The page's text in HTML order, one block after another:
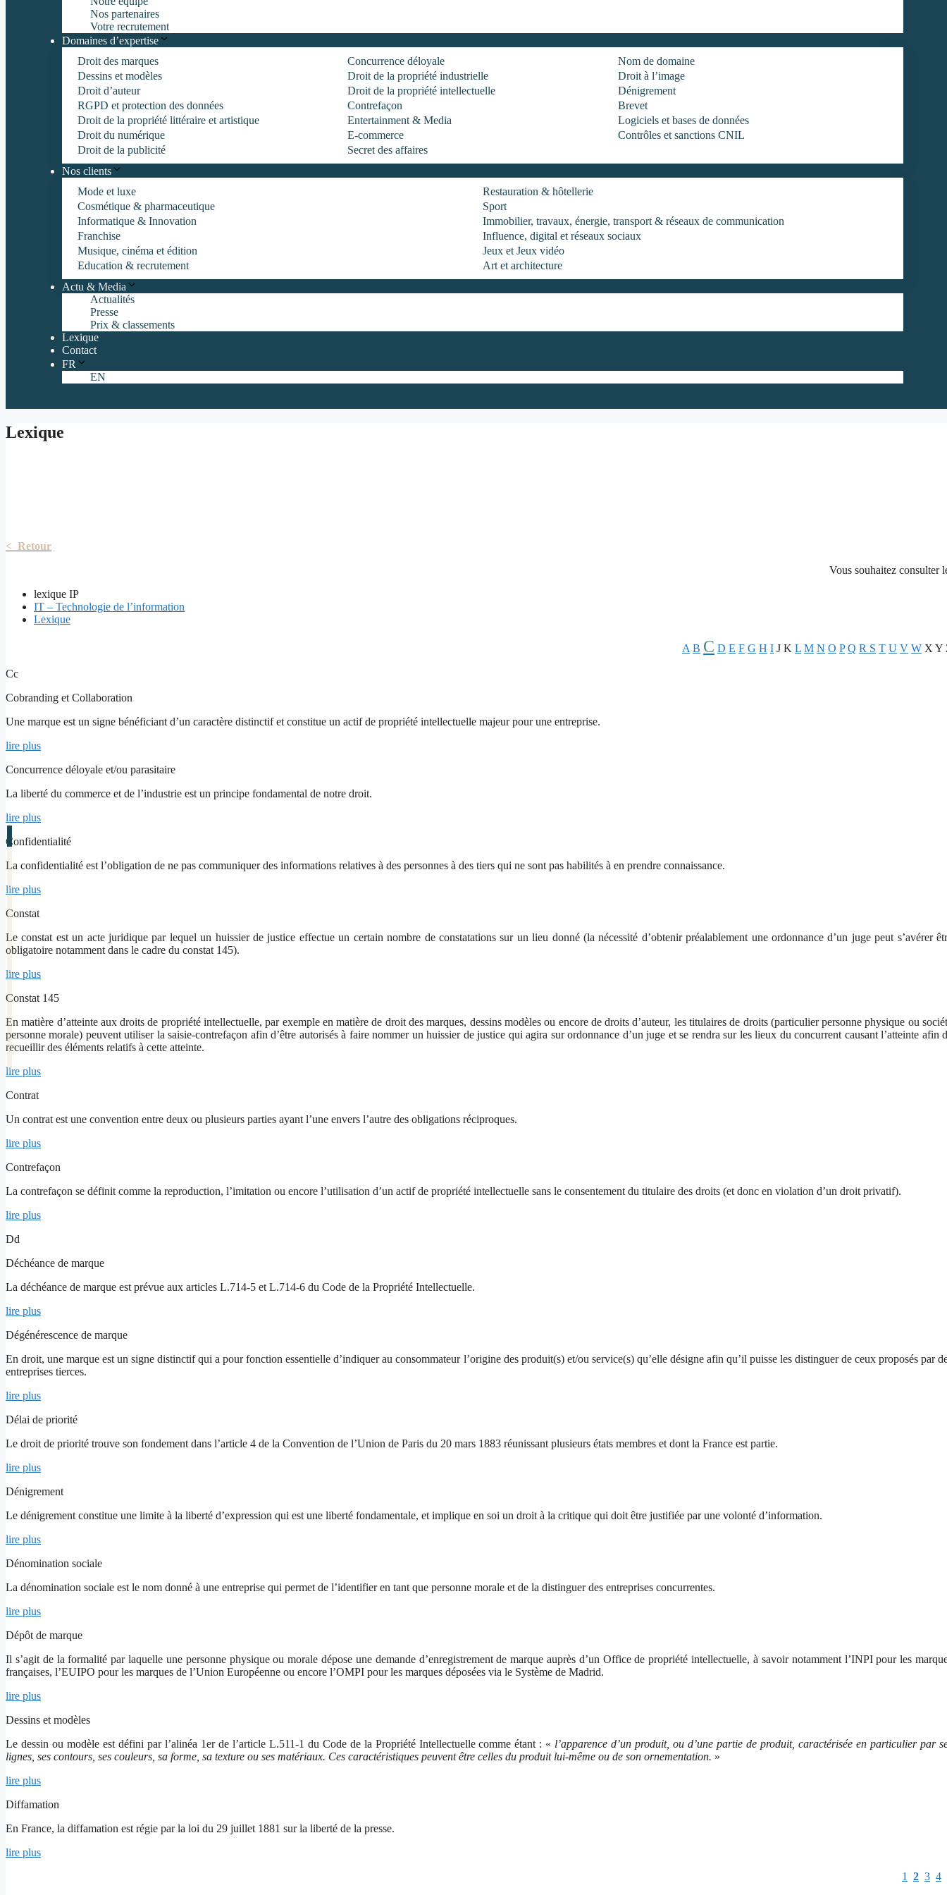
Nos partenaires
Votre recrutement
Domaines d’expertise
Droit des marques
Dessins et modèles
Droit d’auteur
RGPD et protection des données
Droit de la propriété littéraire et artistique
Droit du numérique
Droit de la publicité
Concurrence déloyale
Droit de la propriété industrielle
Droit de la propriété intellectuelle
Contrefaçon
Entertainment & Media
E-commerce
Secret des affaires
Nom de domaine
Droit à l’image
Dénigrement
Brevet
Logiciels et bases de données
Contrôles et sanctions CNIL
Nos clients
Mode et luxe
Cosmétique & pharmaceutique
Informatique & Innovation
Franchise
Musique, cinéma et édition
Education & recrutement
Restauration & hôtellerie
Sport
Immobilier, travaux, énergie, transport & réseaux de communication
Influence, digital et réseaux sociaux
Jeux et Jeux vidéo
Art et architecture
Actu & Media
Actualités
Presse
Prix & classements
Lexique
Contact
FR
EN
Lexique
< Retour
Vous souhaitez consulter
lexique IP
IT – Technologie de l’information
Lexique
A B C D E F G H I J K L M N O P Q R S T U V W XY
Cc
Cobranding et Collaboration
Une marque est un signe bénéficiant d’un caractère distinctif et constitue un actif de propriété intellectuelle majeur pour une entreprise.
lire plus
Concurrence déloyale et/ou parasitaire
La liberté du commerce et de l’industrie est un principe fondamental de notre droit.
lire plus
Confidentialité
La confidentialité est l’obligation de ne pas communiquer des informations relatives à des personnes à des tiers qui ne sont pas habilités à en prendre connaissance.
lire plus
Constat
Le constat est un acte juridique par lequel un huissier de justice effectue un certain nombre de constatations sur un lieu donné (la nécessité d’obtenir préalablement une ordonnance d’un juge peut s’avérer
obligatoire notamment dans le cadre du constat 145).
lire plus
Constat 145
En matière d’atteinte aux droits de propriété intellectuelle, par exemple en matière de droit des marques, dessins modèles ou encore de droits d’auteur, les titulaires de droits (particulier personne physique ou
personne morale) peuvent utiliser la saisie-contrefaçon afin d’être autorisés à faire nommer un huissier de justice qui agira sur ordonnance d’un juge et se rendra sur les lieux du concurrent causantl’atteinte afin
recueillir des éléments relatifs à cette atteinte.
lire plus
Contrat
Un contrat est une convention entre deux ou plusieurs parties ayant l’une envers l’autre des obligations réciproques.
lire plus
Contrefaçon
La contrefaçon se définit comme la reproduction, l’imitation ou encore l’utilisation d’un actif de propriété intellectuelle sans le consentement du titulaire des droits (et donc en violation d’un droit privatif).
lire plus
Dd
Déchéance de marque
La déchéance de marque est prévue aux articles L.714-5 et L.714-6 du Code de la Propriété Intellectuelle.
lire plus
Dégénérescence de marque
En droit, une marque est un signe distinctif qui a pour fonction essentielle d’indiquer au consommateur l’origine des produit(s) et/ou service(s) qu’elle désigne afin qu’il puisse les distinguer de ceux proposés par
entreprises tierces.
lire plus
Délai de priorité
Le droit de priorité trouve son fondement dans l’article 4 de la Convention de l’Union de Paris du 20 mars 1883 réunissant plusieurs états membres etdont la France est partie.
lire plus
Dénigrement
Le dénigrement constitue une limite à la liberté d’expression qui est une liberté fondamentale, et implique en soi un droit à la critique qui doit être justifiée par une volonté d’information.
lire plus
Dénomination sociale
La dénomination sociale est le nom donné à une entreprise qui permet de l’identifier en tant que personne morale et de la distinguerdes entreprises concurrentes.
lire plus
Dépôt de marque
Il s’agit de la formalité par laquelle une personne physique ou morale dépose une demande d’enregistrement de marque auprès d’un Office de propriété intellectuelle, à savoir notamment l’INPI pour les
françaises, l’EUIPO pour les marques de l’Union Européenne ou encore l’OMPI pour les marques déposées via le Système de Madrid.
lire plus
Dessins et modèles
Le dessin ou modèle est défini par l’alinéa 1er de l’article L.511-1 du Code de la Propriété Intellectuelle comme étant : « l’apparence d’un produit, ou d’une partie de produit, caractérisée en particulier par
lignes, ses contours, ses couleurs, sa forme, sa texture ou ses matériaux. Ces caractéristiques peuvent être celles du produit lui-même ou de son ornementation. »
lire plus
Diffamation
En France, la diffamation est régie par la loi du 29 juillet 1881 sur la liberté de la presse.
lire plus
1 2 3 4